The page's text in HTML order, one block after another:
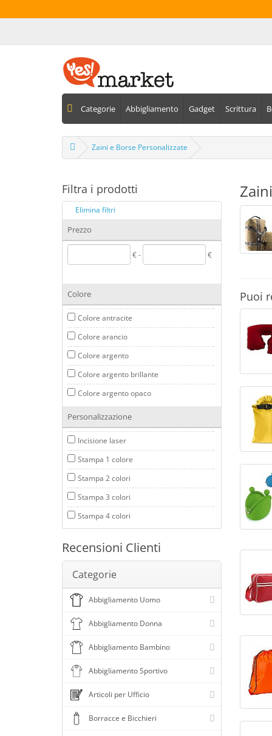
Categorie Abbigliamento Gadget Scrittura
Zaini e Borse Personalizzate
Filtra i prodotti
Elimina filtri
Prezzo
€ - €
Colore
Colore antracite
Colore arancio
Colore argento
Colore argento brillante
Colore argento opaco
Colore argento/nero
Colore beige
Colore bianco
Colore bianco/grigio
Colore blu
Colore blu chiaro
Colore blu navy
Colore blu royal
Colore blu scuro
Colore blu/bianco
Colore blu/grigio
Colore cachi
Colore calce
Colore cappuccino
Colore celeste
Personalizzazione
Incisione laser
Stampa 1 colore
Stampa 2 colori
Stampa 3 colori
Stampa 4 colori
Recensioni Clienti
Categorie
Abbigliamento Uomo
Abbigliamento Donna
Abbigliamento Bambino
Abbigliamento Sportivo
Articoli per Ufficio
Borracce e Bicchieri
Puoi